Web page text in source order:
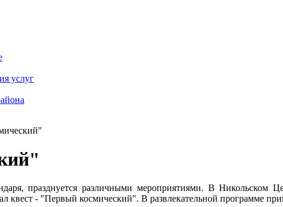
услуг
празднуется различными мероприятиями. В Никольском
квест - "Первый космический". В развлекательной программе